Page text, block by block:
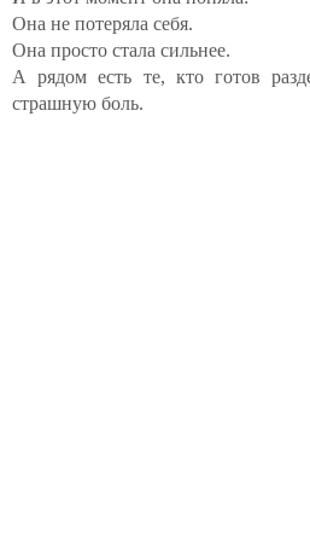
Она не потеряла себя.
Она просто стала сильнее.
А рядом есть те, кто готов
страшную боль.